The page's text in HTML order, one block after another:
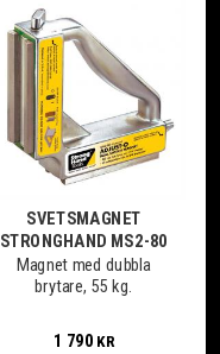
SVETSMAGNET
STRONGHAND MS2-80
Magnet med dubbla
brytare, 55 kg.
1 790KR